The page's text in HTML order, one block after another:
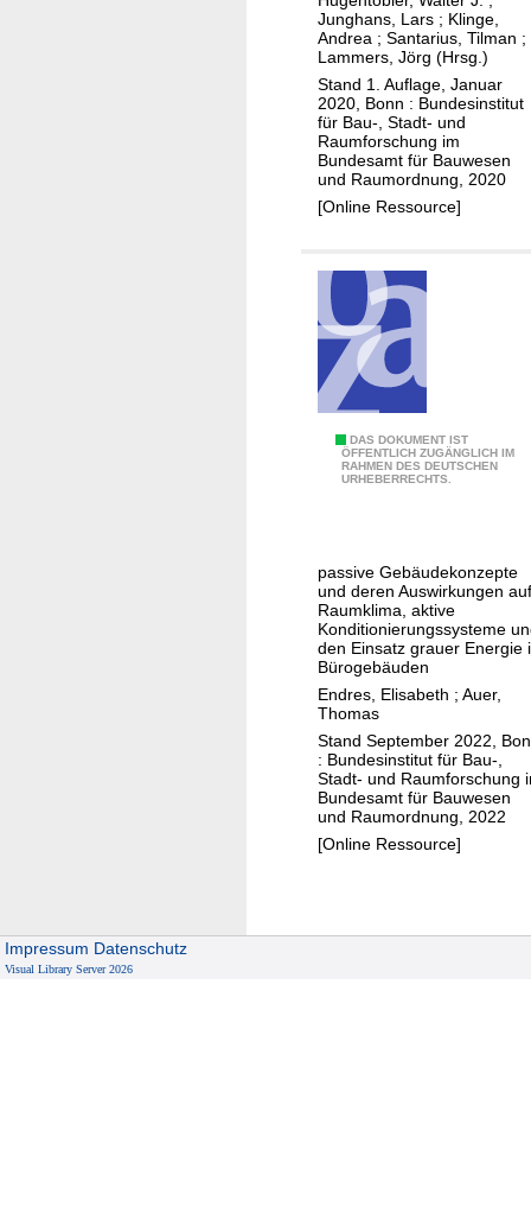
e
b
ä
u
d
e
b
e
e
c
Junghans, Lars ; Klinge,
Andrea ; Santarius, Tilman ;
Lammers, Jörg (Hrsg.)
Stand 1. Auflage, Januar
2020, Bonn : Bundesinstitut
für Bau-, Stadt- und
Raumforschung im
Bundesamt für Bauwesen
und Raumordnung, 2020
[Online Ressource]
DAS DOKUMENT IST
ÖFFENTLICH ZUGÄNGLICH IM
RAHMEN DES DEUTSCHEN
URHEBERRECHTS.
e
t
e
r
s
t
u
d
i
e
L
-
passive Gebäudekonzepte
und deren Auswirkungen auf
Raumklima, aktive
Konditionierungssysteme
den Einsatz grauer Energie
Bürogebäuden
Endres, Elisabeth ; Auer,
Thomas
Stand September 2022,
: Bundesinstitut für Bau-,
Stadt- und Raumforschung
Bundesamt für Bauwesen
und Raumordnung, 2022
[Online Ressource]
Impressum Datenschutz
Visual Library Server 2026